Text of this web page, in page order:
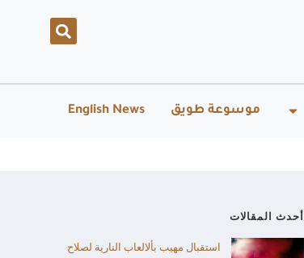
موسوعة طويق English News
أحدث المقالات
استقبال مهيب بألالعاب النارية لصلاح